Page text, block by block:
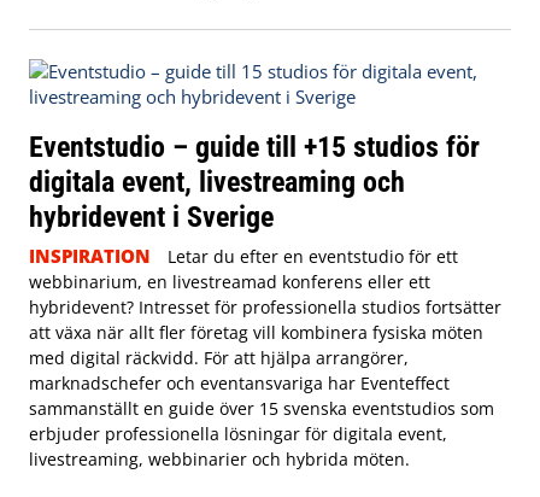
Eventstudio – guide till +15 studios för
digitala event, livestreaming och
hybridevent i Sverige
INSPIRATION
Letar du efter en eventstudio för ett
webbinarium, en livestreamad konferens eller ett
hybridevent? Intresset för professionella studios fortsätter
att växa när allt fler företag vill kombinera fysiska möten
med digital räckvidd. För att hjälpa arrangörer,
marknadschefer och eventansvariga har Eventeffect
sammanställt en guide över 15 svenska eventstudios som
erbjuder professionella lösningar för digitala event,
livestreaming, webbinarier och hybrida möten.